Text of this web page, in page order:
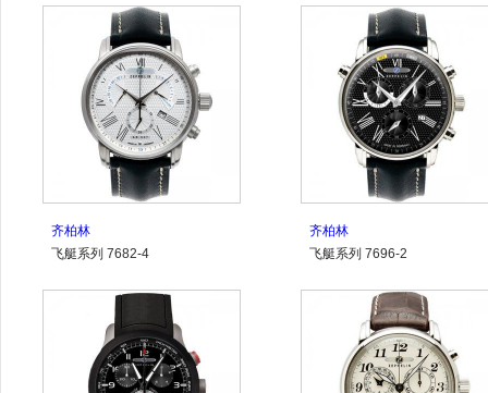
齐柏林
飞艇系列 7682-4
齐柏林
飞艇系列 7696-2